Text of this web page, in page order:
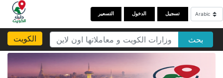
التسعير الدخول تسجيل
الكويت بحث